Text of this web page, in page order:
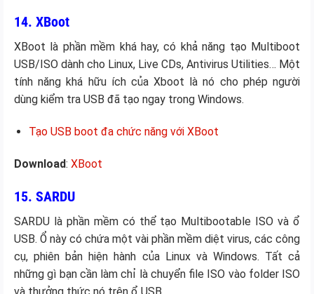
14. XBoot
XBoot là phần mềm khá hay, có khả năng tạo Multiboot
USB/ISO dành cho Linux, Live CDs, Antivirus Utilities… Một
tính năng khá hữu ích của Xboot là nó cho phép người
dùng kiểm tra USB đã tạo ngay trong Windows.
Tạo USB boot đa chức năng với XBoot
Download: XBoot
15. SARDU
SARDU là phần mềm có thể tạo Multibootable ISO và ổ
USB. Ổ này có chứa một vài phần mềm diệt virus, các công
cụ, phiên bản hiện hành của Linux và Windows. Tất cả
những gì bạn cần làm chỉ là chuyển file ISO vào folder ISO
và thưởng thức nó trên ổ USB.